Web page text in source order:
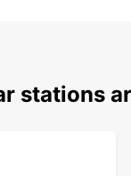
stations